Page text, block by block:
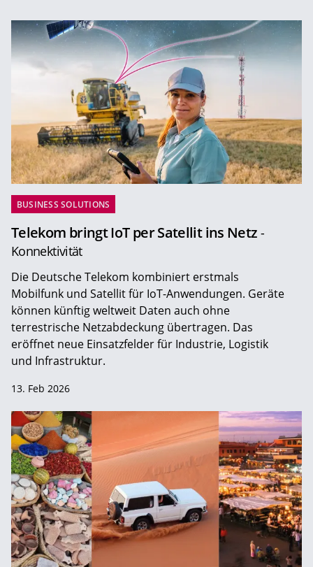
BUSINESS SOLUTIONS
Telekom bringt IoT per Satellit ins Netz -
Konnektivität
Die Deutsche Telekom kombiniert erstmals
Mobilfunk und Satellit für IoT-Anwendungen. Geräte
können künftig weltweit Daten auch ohne
terrestrische Netzabdeckung übertragen. Das
eröffnet neue Einsatzfelder für Industrie, Logistik
und Infrastruktur.
13. Feb 2026